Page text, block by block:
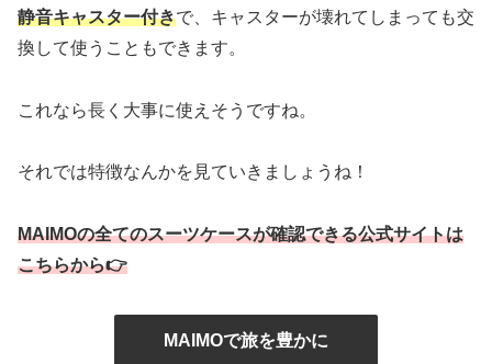
静音キャスター付きで、キャスターが壊れてしまっても交
換して使うこともできます。
これなら長く大事に使えそうですね。
それでは特徴なんかを見ていきましょうね！
MAIMOの全てのスーツケースが確認できる公式サイトは
こちらから👉
MAIMOで旅を豊かに